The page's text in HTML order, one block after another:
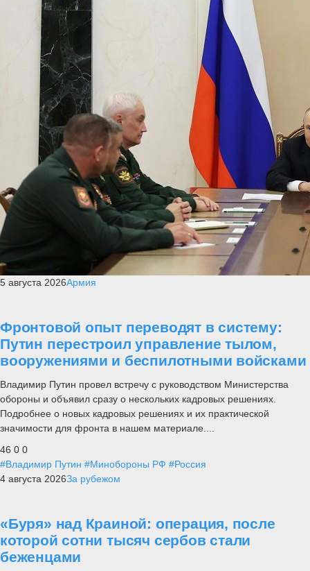
5 августа 2026Армия
Фронтовой опыт переводят в систему:
Путин перестроил управление тылом,
вооружениями и беспилотными войсками
Владимир Путин провел встречу с руководством Министерства
обороны и объявил сразу о нескольких кадровых решениях.
Подробнее о новых кадровых решениях и их практической
значимости для фронта в нашем материале....
46 0 0
#Владимир Путин #Минобороны РФ #Россия
4 августа 2026За рубежом
«Буря» над Краиной: операция, после
которой сотни тысяч сербов стали
беженцами